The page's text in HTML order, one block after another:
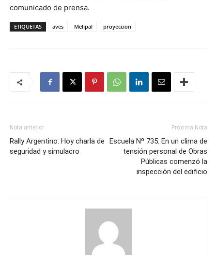
comunicado de prensa.
ETIQUETAS aves Melipal proyeccion
Nota anterior
Rally Argentino: Hoy charla de
seguridad y simulacro
Próxima Nota
Escuela Nº 735: En un clima de
tensión personal de Obras
Públicas comenzó la
inspección del edificio